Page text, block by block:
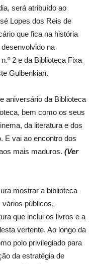
será atribuído ao
Lopes dos Reis de
que fica na história
na
2 e da Biblioteca Fixa
Gulbenkian.
aniversário da Biblioteca
bem como os seus
da literatura e dos
E vai ao encontro dos
mais maduros. (Ver
mostrar a biblioteca
públicos,
que inclui os livros e a
vertente. Ao longo da
polo privilegiado para
da estratégia de